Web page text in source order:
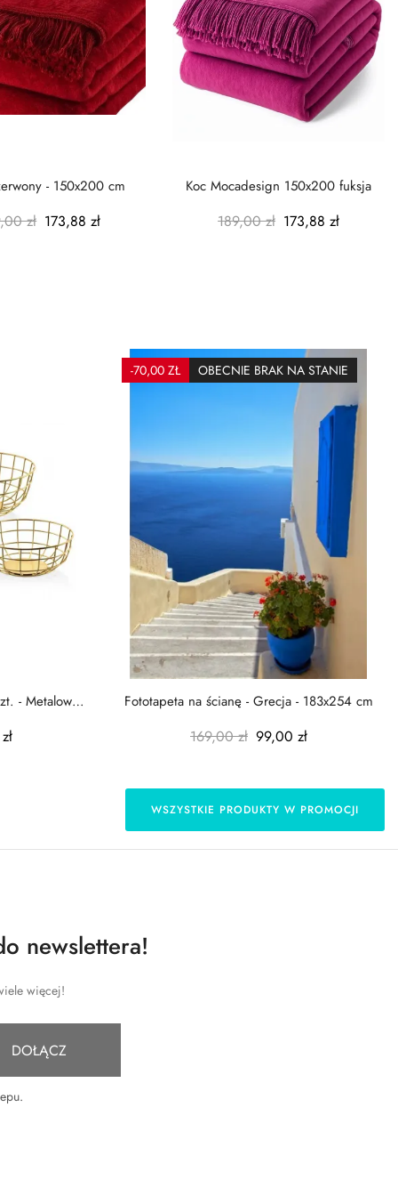
- 150x200 cm
zł 173,88 zł
Koc Mocadesign 150x200 fuksja
189,00 zł 173,88 zł
- Metalowe
-70,00 ZŁ OBECNIE BRAK NA STANIE
Fototapeta na ścianę - Grecja - 183x254 cm
169,00 zł 99,00 zł
WSZYSTKIE PRODUKTY W PROMOCJI
newslettera!
więcej!
DOŁĄCZ
.